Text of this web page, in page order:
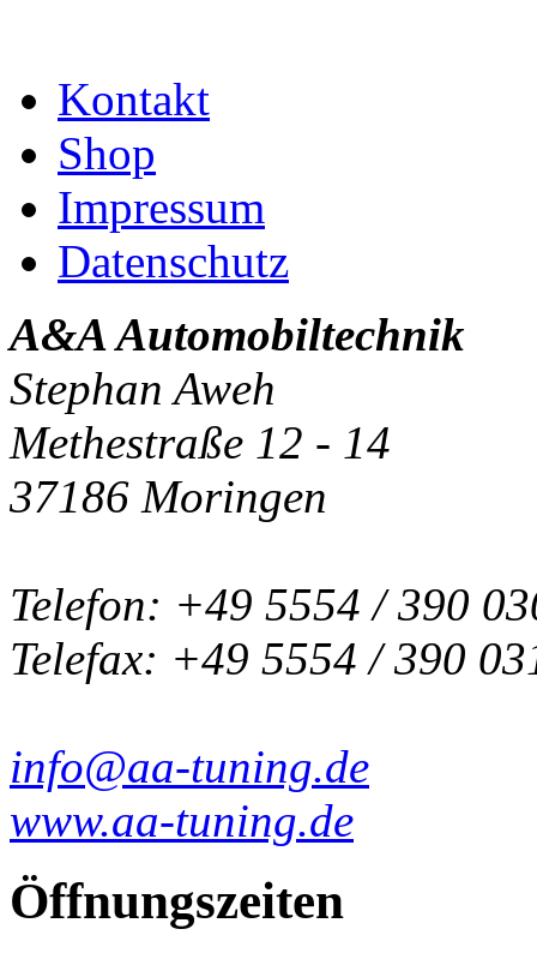
Kontakt
Shop
Impressum
Datenschutz
A&A Automobiltechnik
Stephan Aweh
Methestraße 12 - 14
37186 Moringen
Telefon: +49 5554 / 390
Telefax: +49 5554 / 390
info@aa-tuning.de
www.aa-tuning.de
Öffnungszeiten